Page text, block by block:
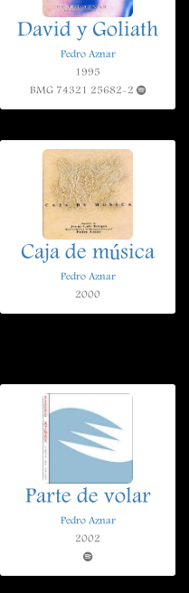
David y Goliath
Pedro Aznar
1995
BMG 74321 25682-2
Caja de música
Pedro Aznar
2000
Parte de volar
Pedro Aznar
2002